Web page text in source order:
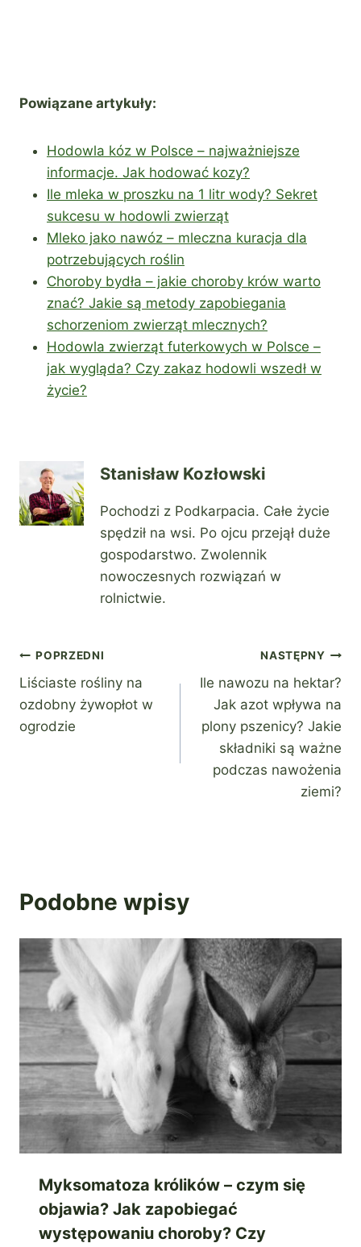
Powiązane artykuły:
Hodowla kóz w Polsce – najważniejsze
informacje. Jak hodować kozy?
Ile mleka w proszku na 1 litr wody? Sekret
sukcesu w hodowli zwierząt
Mleko jako nawóz – mleczna kuracja dla
potrzebujących roślin
Choroby bydła – jakie choroby krów warto
znać? Jakie są metody zapobiegania
schorzeniom zwierząt mlecznych?
Hodowla zwierząt futerkowych w Polsce –
jak wygląda? Czy zakaz hodowli wszedł w
życie?
Stanisław Kozłowski
Pochodzi z Podkarpacia. Całe życie
spędził na wsi. Po ojcu przejął duże
gospodarstwo. Zwolennik
nowoczesnych rozwiązań w
rolnictwie.
Nawigacja
wpisu
POPRZEDNI
Liściaste rośliny na
ozdobny żywopłot w
ogrodzie
NASTĘPNY
Ile nawozu na hektar?
Jak azot wpływa na
plony pszenicy? Jakie
składniki są ważne
podczas nawożenia
ziemi?
Podobne wpisy
Myksomatoza królików – czym się
objawia? Jak zapobiegać
występowaniu choroby? Czy